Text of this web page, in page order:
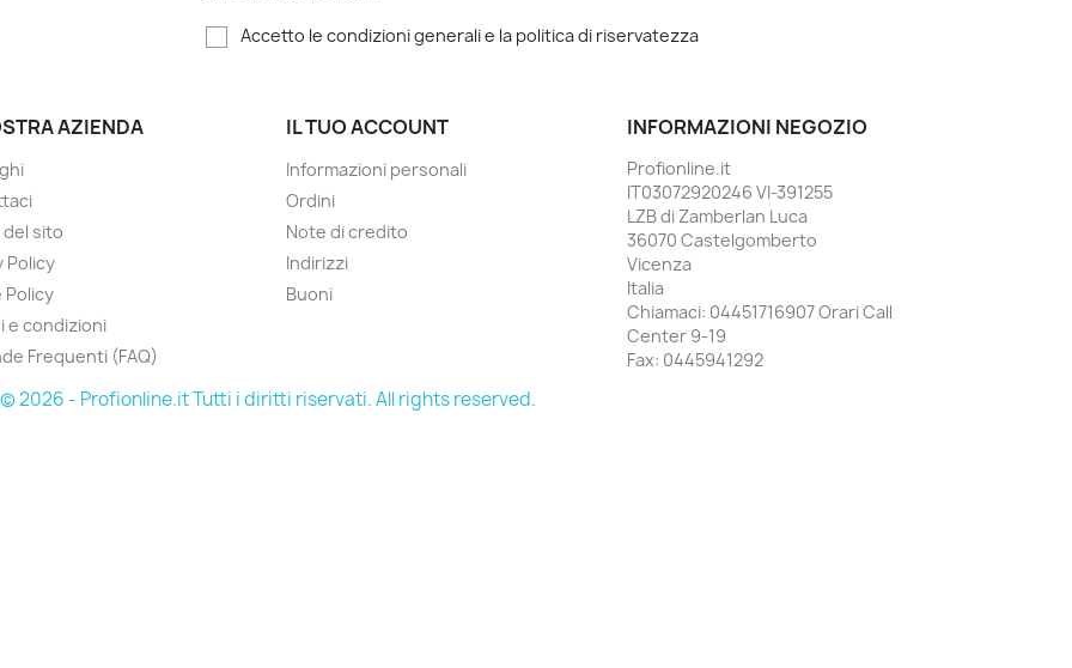
Accetto le condizioni generali e la politica di riservatezza
AZIENDA
del sito
Policy
Policy
e condizioni
Frequenti (FAQ)
IL TUO ACCOUNT
Informazioni personali
Ordini
Note di credito
Indirizzi
Buoni
INFORMAZIONI NEGOZIO
Profionline.it
IT03072920246 VI-391255
LZB di Zamberlan Luca
36070 Castelgomberto
Vicenza
Italia
Chiamaci: 04451716907 Orari Call
Center 9-19
Fax: 0445941292
© 2026 - Profionline.it Tutti i diritti riservati. All rights reserved.